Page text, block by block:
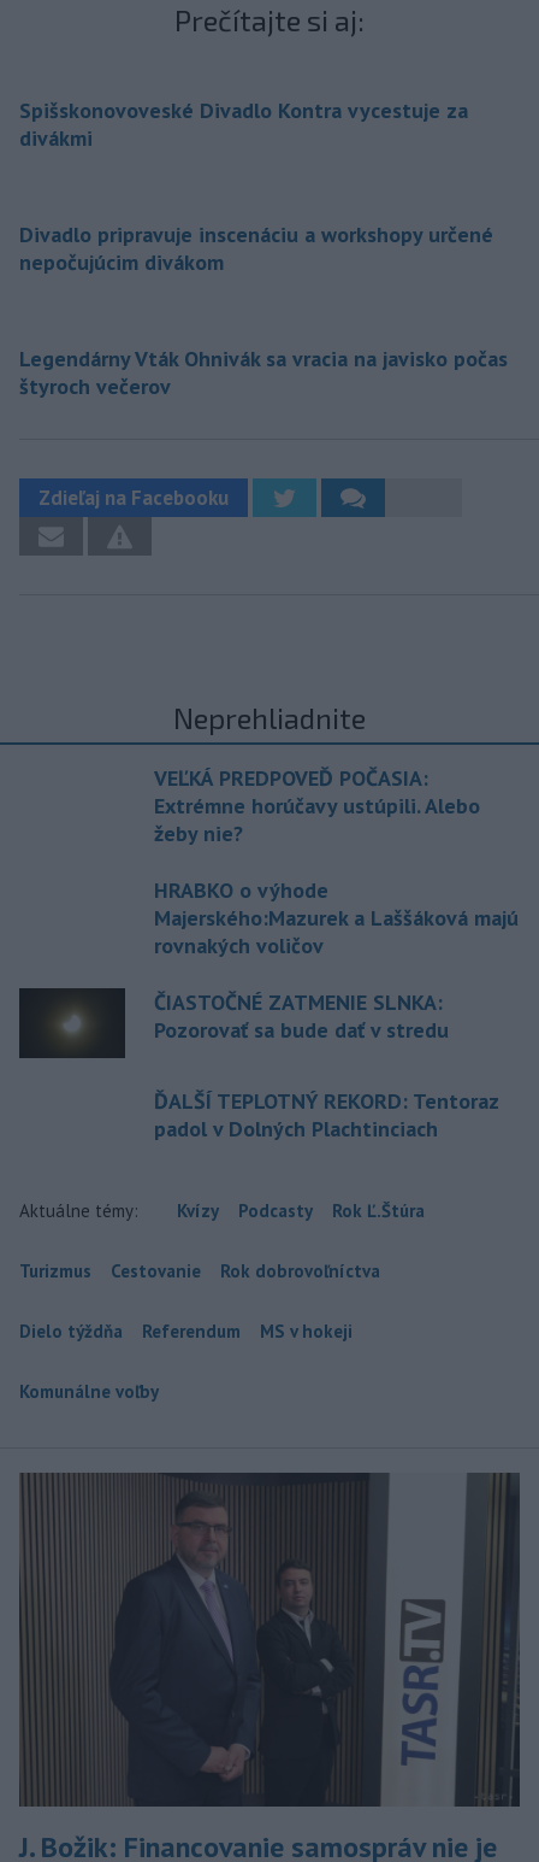
Prečítajte si aj:
Spišskonovoveské Divadlo Kontra vycestuje za
divákmi
Divadlo pripravuje inscenáciu a workshopy určené
nepočujúcim divákom
Legendárny Vták Ohnivák sa vracia na javisko počas
štyroch večerov
Zdieľaj na Facebooku
Neprehliadnite
VEĽKÁ PREDPOVEĎ POČASIA:
Extrémne horúčavy ustúpili. Alebo
žeby nie?
HRABKO o výhode
Majerského:Mazurek a Laššáková majú
rovnakých voličov
ČIASTOČNÉ ZATMENIE SLNKA:
Pozorovať sa bude dať v stredu
ĎALŠÍ TEPLOTNÝ REKORD: Tentoraz
padol v Dolných Plachtinciach
Aktuálne témy: Kvízy Podcasty Rok Ľ.Štúra
Turizmus Cestovanie Rok dobrovoľníctva
Dielo týždňa Referendum MS v hokeji
Komunálne voľby
J. Božik: Financovanie samospráv nie je